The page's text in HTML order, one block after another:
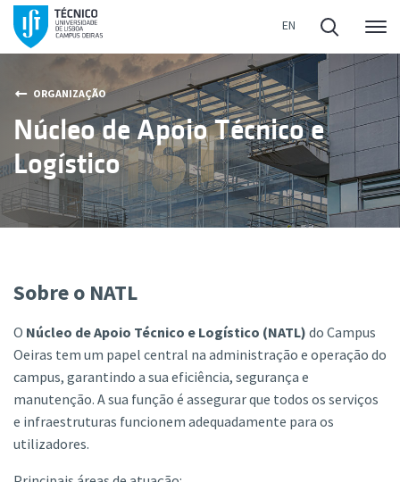
ORGANIZAÇÃO
Núcleo de Apoio Técnico e
Logístico
Sobre o NATL
O Núcleo de Apoio Técnico e Logístico (NATL) do Campus
Oeiras tem um papel central na administração e operação do
campus, garantindo a sua eficiência, segurança e
manutenção. A sua função é assegurar que todos os serviços
e infraestruturas funcionem adequadamente para os
utilizadores.